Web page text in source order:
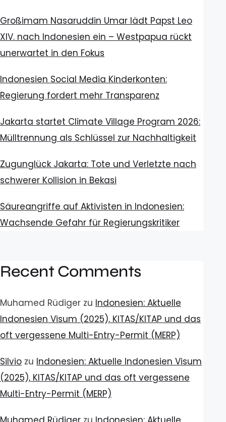
Großimam Nasaruddin Umar lädt Papst Leo
XIV. nach Indonesien ein – Westpapua rückt
unerwartet in den Fokus
Indonesien Social Media Kinderkonten:
Regierung fordert mehr Transparenz
Jakarta startet Climate Village Program 2026:
Mülltrennung als Schlüssel zur Nachhaltigkeit
Zugunglück Jakarta: Tote und Verletzte nach
schwerer Kollision in Bekasi
Säureangriffe auf Aktivisten in Indonesien:
Wachsende Gefahr für Regierungskritiker
Recent Comments
Muhamed Rüdiger zu Indonesien: Aktuelle
Indonesien Visum (2025), KITAS/KITAP und das
oft vergessene Multi-Entry-Permit (MERP)
Silvio zu Indonesien: Aktuelle Indonesien Visum
(2025), KITAS/KITAP und das oft vergessene
Multi-Entry-Permit (MERP)